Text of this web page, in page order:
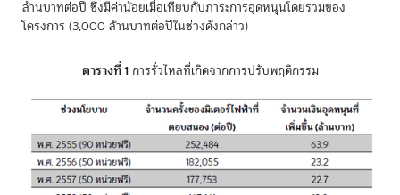
ล้านบาทต่อปี ซึ่งมีค่าน้อยเมื่อเทียบกับภาระการอุดหนุนโดยรวมของ
โครงการ (3,000 ล้านบาทต่อปีในช่วงดังกล่าว)
ตารางที่ 1การรั่วไหลที่เกิดจากการปรับพฤติกรรม